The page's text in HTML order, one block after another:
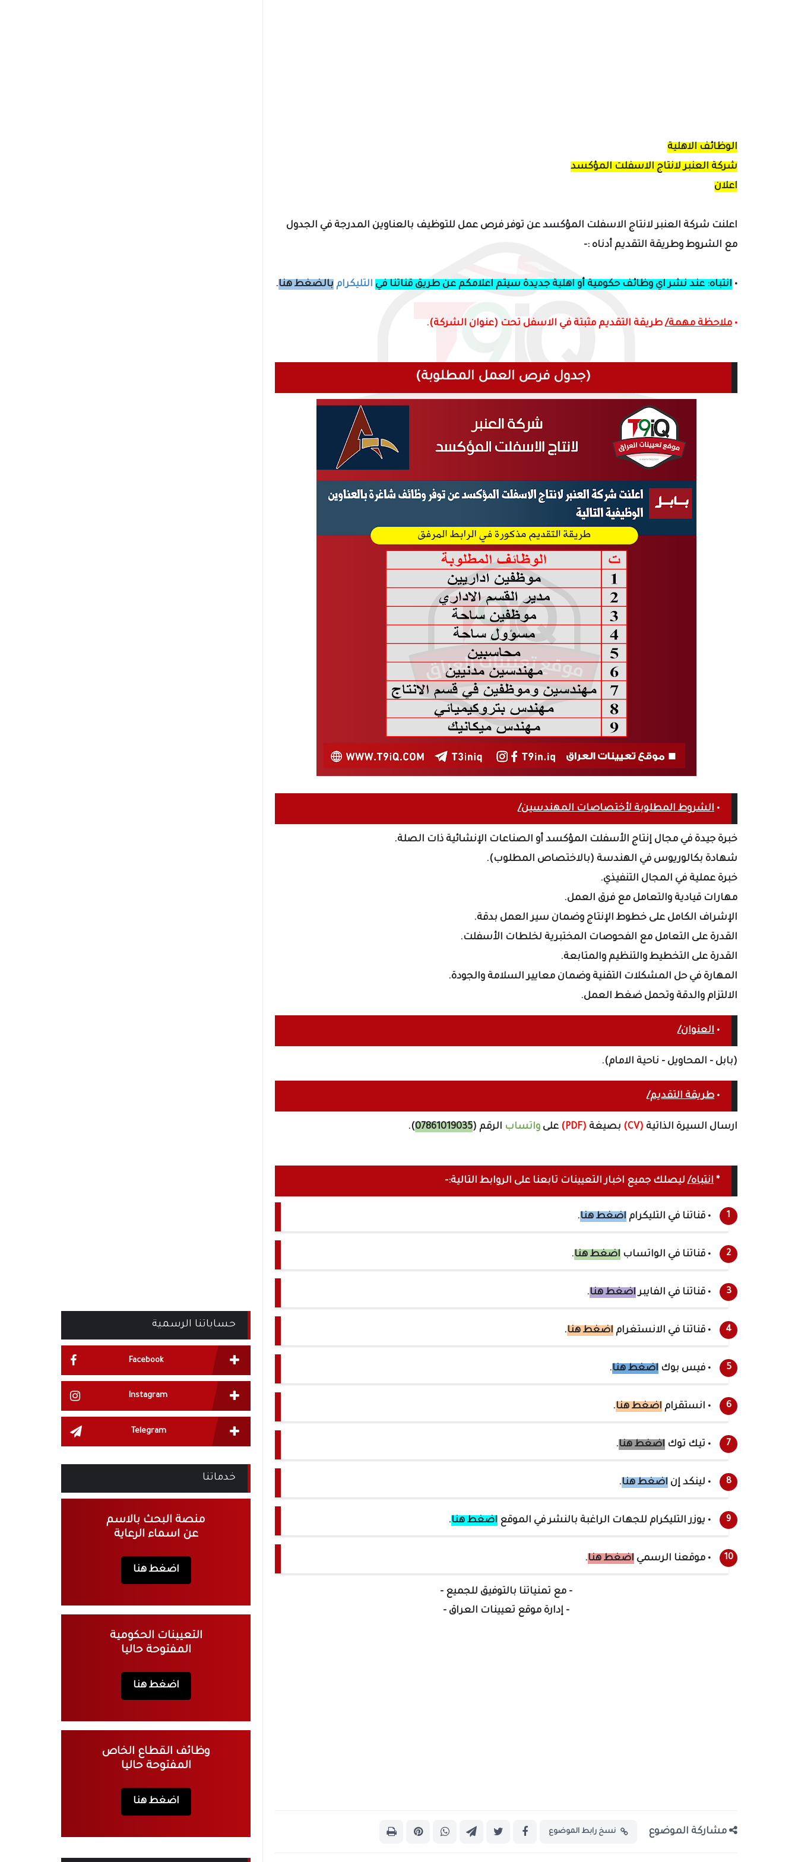
الوظائف الاهلية
شركة العنبر لانتاج الاسفلت المؤكسد
اعلان
اعلنت شركة العنبر لانتاج الاسفلت المؤكسد عن توفر فرص عمل للتوظيف بالعناوين المدرجة في الجدول
مع الشروط وطريقة التقديم أدناه :-
• انتباه: عند نشر اي وظائف حكومية أو اهلية جديدة سيتم اعلامكم عن طريق قناتنا في التليكرام بالضغط هنا.
• ملاحظة مهمة/طريقة التقديم مثبتة في الاسفل تحت (عنوان الشركة).
(جدول فرص العمل المطلوبة)
• الشروط المطلوبة لأختصاصات المهندسين/
خبرة جيدة في مجال إنتاج الأسفلت المؤكسد أو الصناعات الإنشائية ذات الصلة.
شهادة بكالوريوس في الهندسة (بالاختصاص المطلوب).
خبرة عملية في المجال التنفيذي.
مهارات قيادية والتعامل مع فرق العمل.
الإشراف الكامل على خطوط الإنتاج وضمان سير العمل بدقة.
القدرة على التعامل مع الفحوصات المختبرية لخلطات الأسفلت.
القدرة على التخطيط والتنظيم والمتابعة.
المهارة في حل المشكلات التقنية وضمان معايير السلامة والجودة.
الالتزام والدقة وتحمل ضغط العمل.
• العنوان/
(بابل - المحاويل - ناحية الامام).
• طريقة التقديم/
ارسال السيرة الذاتية (CV) بصيغة (PDF) على واتساب الرقم (07861019035
).
* انتباه/ليصلك جميع اخبار التعيينات تابعنا على الروابط التالية:-
• قناتنا في التليكرام اضغط هنا.
• قناتنا في الواتساب اضغط هنا.
• قناتنا في الفايبراضغط هنا.
• قناتنا في الانستغرام اضغط هنا.
• فيس بوك اضغط هنا.
• انستقرام اضغط هنا.
• تيك توك اضغط هنا.
• لينكد إن اضغط هنا.
• يوزر التليكرام للجهات الراغبة بالنشر في الموقع اضغط هنا.
• موقعنا الرسمي اضغط هنا.
- مع تمنياتنا بالتوفيق للجميع -
- إدارة موقع تعيينات العراق -
مشاركة الموضوع نسخ رابط الموضوع
حساباتنا الرسمية
Facebook
Instagram
Telegram
خدماتنا
منصة البحث بالاسم
عن اسماء الرعاية
اضغط هنا
التعيينات الحكومية
المفتوحة حاليا
اضغط هنا
وظائف القطاع الخاص
المفتوحة حاليا
اضغط هنا